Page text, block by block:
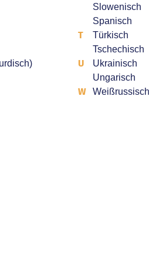
Slowenisch
Spanisch
T
Türkisch
Tschechisch
U
Ukrainisch
Ungarisch
W